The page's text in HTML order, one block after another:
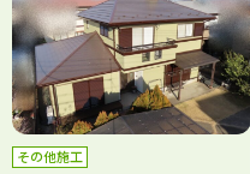
その他施工